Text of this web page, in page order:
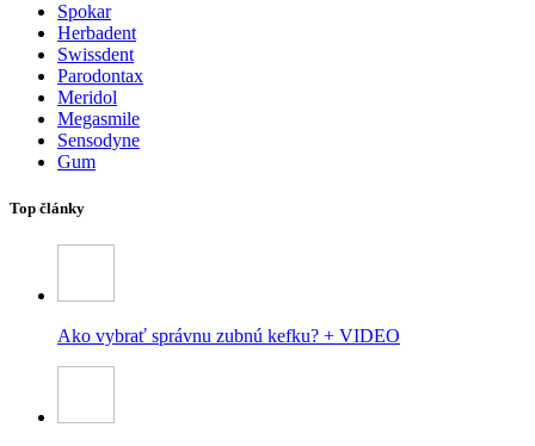
Spokar
Herbadent
Swissdent
Parodontax
Meridol
Megasmile
Sensodyne
Gum
Top články
Ako vybrať správnu zubnú kefku? + VIDEO